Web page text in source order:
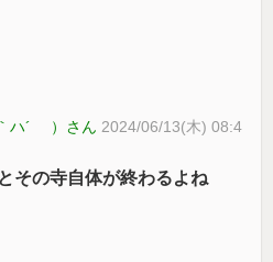
ハ´ ）さん 2024/06/13(木) 08:4
その寺自体が終わるよね